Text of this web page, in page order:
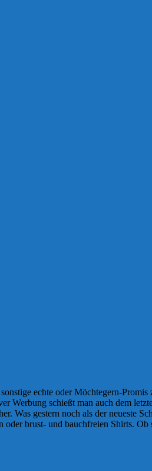
echte oder Möchtegern-Promis
Werbung schießt man auch dem
gestern noch als der neueste
brust- und bauchfreien Shirts.